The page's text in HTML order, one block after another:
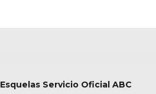
Esquelas Servicio Oficial ABC